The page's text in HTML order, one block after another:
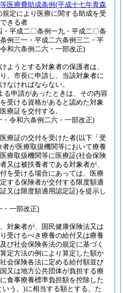
医療費助成条例(平成十七年青森
規定により医療に関する助成を受
きる者
平成二〇条例一九・平成二〇条
例三一・平成二六条例三二・平
和六条例二六・一部改正)
ようとする対象者の保護者は、
、市長に申請し、当該対象者に
なければならない。
る申請があったときは、その内容
受ける資格があると認めた対象
療証を交付する。
令和六条例二六・一部改正)
療証の交付を受けた者(以下「受
者が医療取扱機関等において療養
療取扱機関等に医療証(社会保険
又は被扶養者である対象者が、
を受ける場合にあっては、医療
する保険者が交付する限度額適
又は限度額適用認定証)を提示し
・一部改正)
対象者が、国民健康保険法又は
受けるべき療養の給付又は療養
び社会保険各法の規定に基づく
定方法の例により算定した額か
会保険各法に定める給付額並び
又は地方公共団体が負担する療
食事療養標準負担額を控除した
いう。)に相当する額とする。 た